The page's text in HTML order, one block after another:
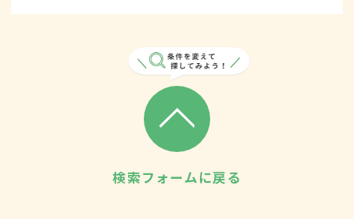
検索フォームに戻る